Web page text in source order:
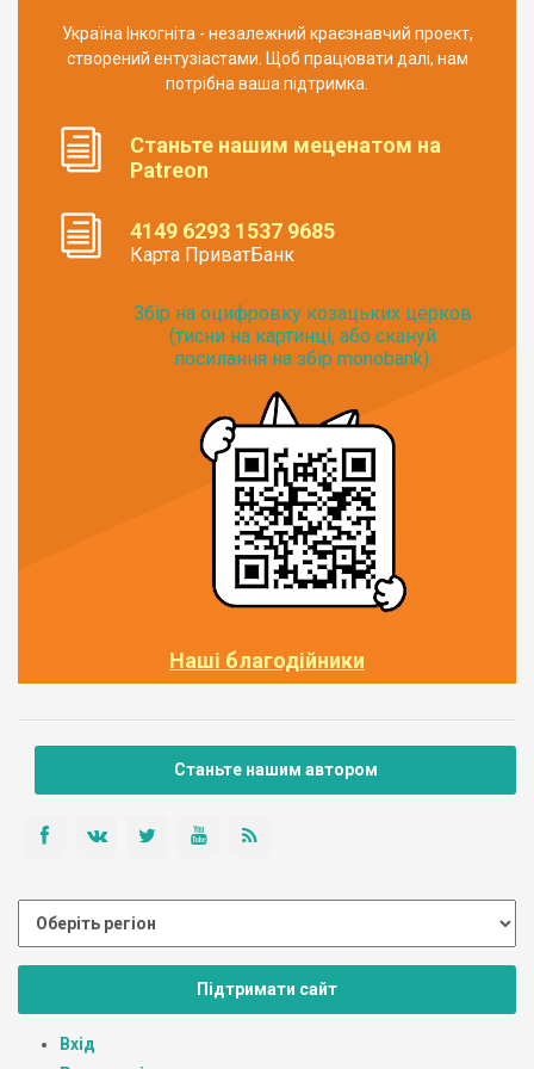
Україна Інкогніта - незалежний краєзнавчий проект,
створений ентузіастами. Щоб працювати далі, нам
потрібна ваша підтримка.
Станьте нашим меценатом на
Patreon
4149 6293 1537 9685
Карта ПриватБанк
Збір на оцифровку козацьких церков
(тисни на картинці, або скануй
посилання на збір monobank):
Наші благодійники
Станьте нашим автором
Підтримати сайт
Вхід